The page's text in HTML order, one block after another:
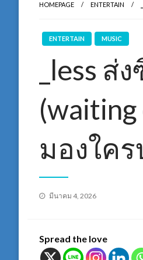
HOMEPAGE ENTERTAIN
ENTERTAIN MUSIC
_less ส่
มองใค
Posted
มีนาคม 4, 2026
Spread the love